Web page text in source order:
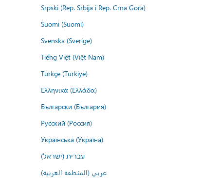
Srpski (Rep. Srbija i Rep. Crna Gora)
Suomi (Suomi)
Svenska (Sverige)
Tiếng Việt (Việt Nam)
Türkçe (Türkiye)
Ελληνικά (Ελλάδα)
Български (България)
Русский (Россия)
Українська (Україна)
עברית (ישראל)
عربي (المنطقة العربية)